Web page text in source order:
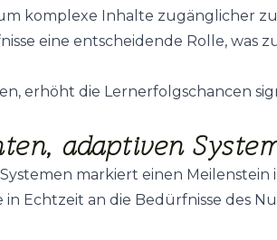
komplexe Inhalte zugänglicher
eine entscheidende Rolle, was
erhöht die Lernerfolgschancen
adaptiven
markiert einen
Echtzeit an die Bedürfnisse des